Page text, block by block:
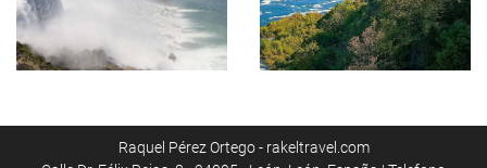
Raquel Pérez Ortego - rakeltravel.com